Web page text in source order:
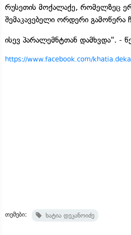
რუსეთის მოქალაქე, რომელზეც
შემაკავებელი ორდერი გამოწერა
ისევ პარალემნტთან დამხვდა". -
https://www.facebook.com/
თემები: ხატია დეკანოიძე